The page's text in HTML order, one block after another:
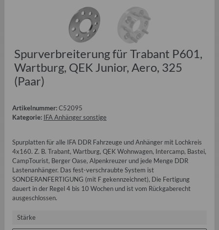
Spurverbreiterung für Trabant P601,
Wartburg, QEK Junior, Aero, 325
(Paar)
Artikelnummer:C52095
Kategorie: IFA Anhänger sonstige
Spurplatten für alle IFA DDR Fahrzeuge und Anhänger mit Lochkreis
4x160. Z. B. Trabant, Wartburg, QEK Wohnwagen, Intercamp, Bastei,
CampTourist, Berger Oase, Alpenkreuzer und jede Menge DDR
Lastenanhänger. Das fest-verschraubte System ist
SONDERANFERTIGUNG (mit F gekennzeichnet), Die Fertigung
dauert in der Regel 4 bis 10 Wochen und ist vom Rückgaberecht
ausgeschlossen.
Stärke